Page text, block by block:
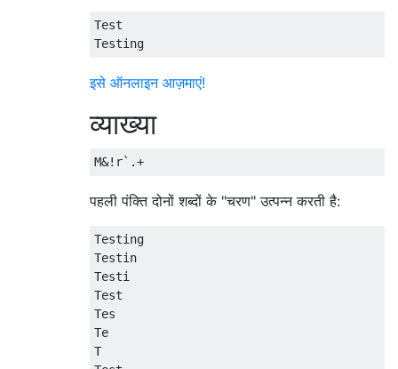
Test
इसे ऑनलाइन आज़माएं!
व्याख्या
पहली पंक्ति दोनों शब्दों के "चरण" उत्पन्न करती है:
Testing
Testin
Testi
Test
Tes
Te
T